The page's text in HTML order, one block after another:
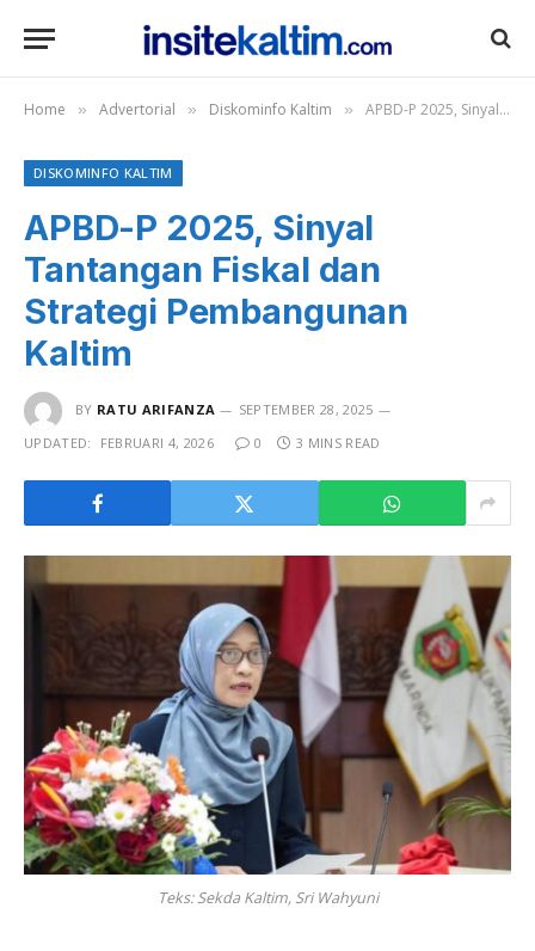
Home » Advertorial » Diskominfo Kaltim » APBD-P 2025, Sinyal Tantangan Fiskal dan Strategi Pembangunan Kaltim
DISKOMINFO KALTIM
APBD-P 2025, Sinyal
Tantangan Fiskal dan
Strategi Pembangunan
Kaltim
BY RATU ARIFANZA
SEPTEMBER 28, 2025
UPDATED:
FEBRUARI 4, 2026 0 3 MINS READ
Teks: Sekda Kaltim, Sri Wahyuni